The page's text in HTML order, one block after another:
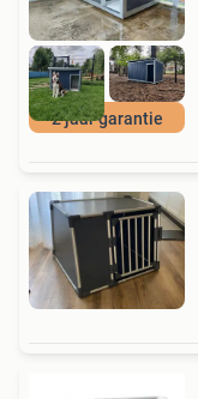
2 jaar garantie